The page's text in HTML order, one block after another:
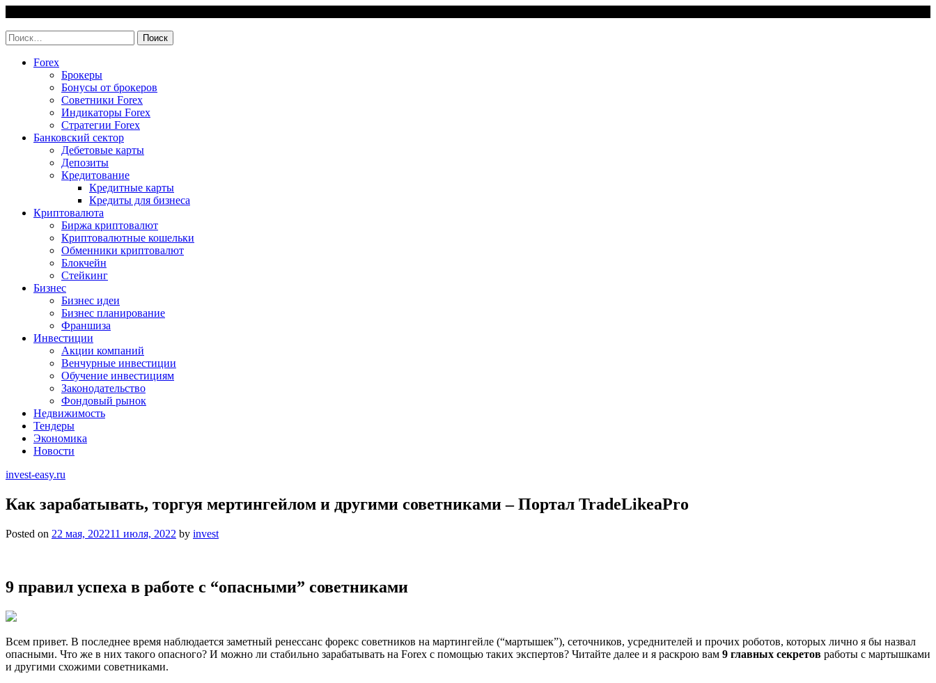
content
Найти:
Forex
Брокеры
Бонусы от брокеров
Советники Forex
Индикаторы Forex
Стратегии Forex
Банковский сектор
Дебетовые карты
Депозиты
Кредитование
Кредитные карты
Кредиты для бизнеса
Криптовалюта
Биржа криптовалют
Криптовалютные кошельки
Обменники криптовалют
Блокчейн
Стейкинг
Бизнес
Бизнес идеи
Бизнес планирование
Франшиза
Инвестиции
Акции компаний
Венчурные инвестиции
Обучение инвестициям
Законодательство
Фондовый рынок
Недвижимость
Тендеры
Экономика
Новости
invest-easy.ru
Как зарабатывать, торгуя мертингейлом и другими советниками – Портал TradeLikeaPro
Posted on 22 мая, 202211 июля, 2022 by invest
9 правил успеха в работе с “опасными” советниками
Всем привет. В последнее время наблюдается заметный ренессанс форекс советников на мартингейле (“мартышек”), сеточников, усреднителей и прочих роботов, которых лично я бы назвал
опасными. Что же в них такого опасного? И можно ли стабильно зарабатывать на Forex с помощью таких экспертов? Читайте далее и я раскрою вам 9 главных секретов работы с мартышками
и другими схожими советниками.